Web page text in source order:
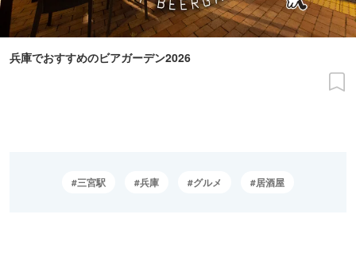
兵庫でおすすめのビアガーデン2026
三宮駅 兵庫 グルメ 居酒屋